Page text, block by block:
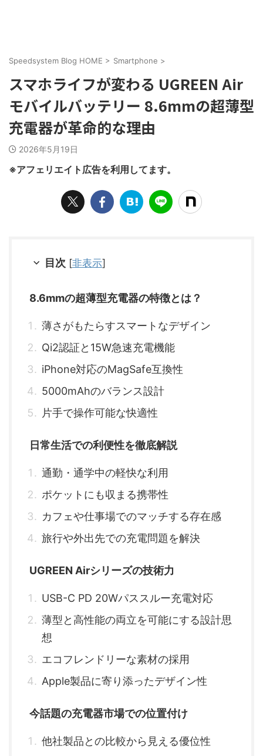
Speedsystem Blog HOME > Smartphone >
スマホライフが変わる UGREEN Air
モバイルバッテリー 8.6mmの超薄型
充電器が革命的な理由
2026年5月19日
※アフェリエイト広告を利用してます。
目次 [非表示]
8.6mmの超薄型充電器の特徴とは？
薄さがもたらすスマートなデザイン
Qi2認証と15W急速充電機能
iPhone対応のMagSafe互換性
5000mAhのバランス設計
片手で操作可能な快適性
日常生活での利便性を徹底解説
通勤・通学中の軽快な利用
ポケットにも収まる携帯性
カフェや仕事場でのマッチする存在感
旅行や外出先での充電問題を解決
UGREEN Airシリーズの技術力
USB-C PD 20Wパススルー充電対応
薄型と高性能の両立を可能にする設計思
想
エコフレンドリーな素材の採用
Apple製品に寄り添ったデザイン性
今話題の充電器市場での位置付け
他社製品との比較から見える優位性